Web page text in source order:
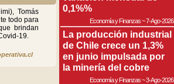
Tomás
todo para
brindan
19.
0,1%%
Economía y Finanzas~7-Ago-2026
La producción industrial
de Chile crece un 1,3%
en junio impulsada por
la minería del cobre
Economía y Finanzas~3-Ago-2026